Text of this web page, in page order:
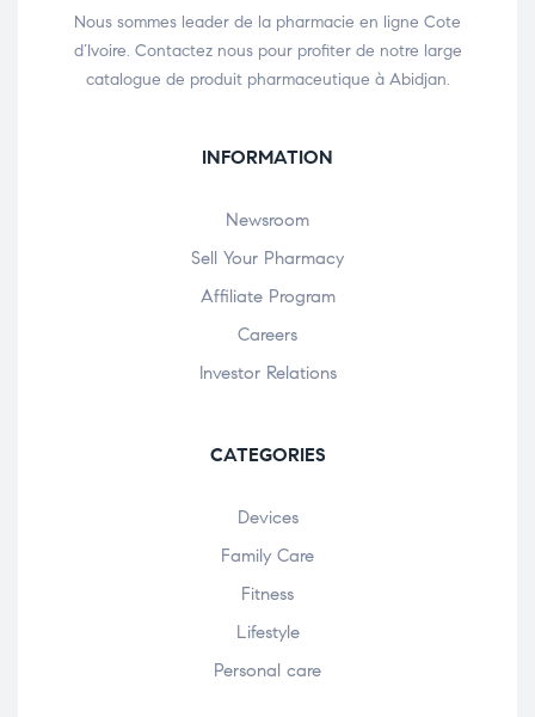
Nous sommes leader de la pharmacie en ligne Cote
d’Ivoire. Contactez nous pour profiter de notre large
catalogue de produit pharmaceutique à Abidjan.
INFORMATION
Newsroom
Sell Your Pharmacy
Affiliate Program
Careers
Investor Relations
CATEGORIES
Devices
Family Care
Fitness
Lifestyle
Personal care